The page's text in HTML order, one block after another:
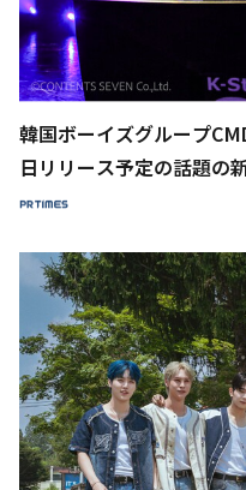
韓国ボーイズグループ
日リリース予定の話題の
声の嵐！8月1日はフリーラ